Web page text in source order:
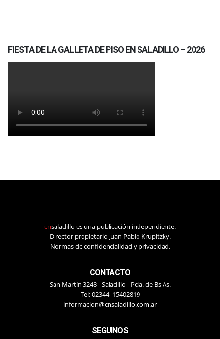
FIESTA DE LA GALLETA DE PISO EN SALADILLO – 2026
cnsaladillo es una publicación independiente.
Director propietario Juan Pablo Krupitzky.
Normas de confidencialidad y privacidad.
CONTACTO
San Martín 3248 - Saladillo - Pcia. de Bs As.
Tel: 02344–15402819
informacion@cnsaladillo.com.ar
SEGUINOS